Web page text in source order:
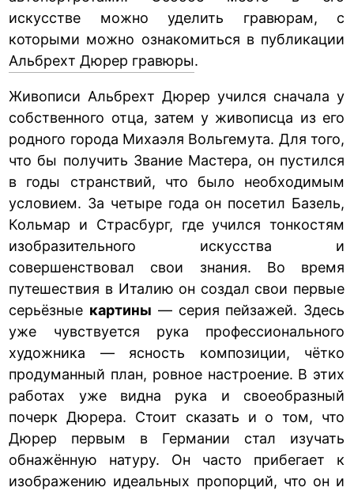
искусстве можно уделить гравюрам, с
которыми можно ознакомиться в публикации
Альбрехт Дюрер гравюры.
Живописи Альбрехт Дюрер учился сначала у
собственного отца, затем у живописца из его
родного города Михаэля Вольгемута. Для того,
что бы получить Звание Мастера, он пустился
в годы странствий, что было необходимым
условием. За четыре года он посетил Базель,
Кольмар и Страсбург, где учился тонкостям
изобразительного искусства и
совершенствовал свои знания. Во время
путешествия в Италию он создал свои первые
серьёзные картины — серия пейзажей. Здесь
уже чувствуется рука профессионального
художника — ясность композиции, чётко
продуманный план, ровное настроение. В этих
работах уже видна рука и своеобразный
почерк Дюрера. Стоит сказать и о том, что
Дюрер первым в Германии стал изучать
обнажённую натуру. Он часто прибегает к
изображению идеальных пропорций, что он и